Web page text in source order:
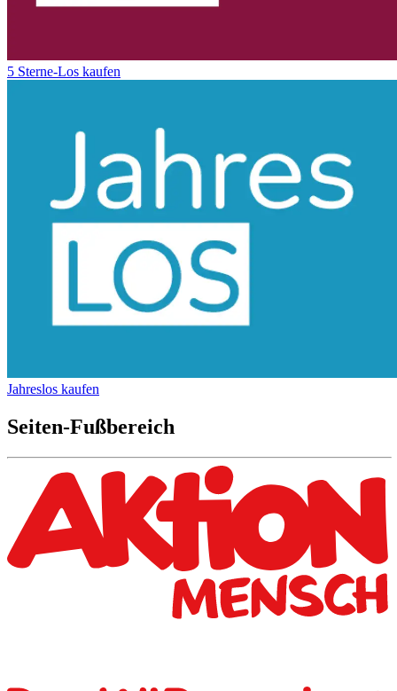
5 Sterne-Los kaufen
Jahreslos kaufen
Seiten-Fußbereich